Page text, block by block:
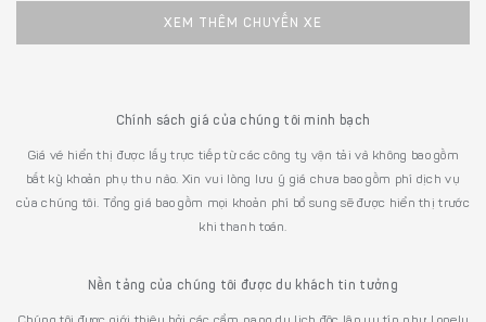
XEM THÊM CHUYẾN XE
Chính sách giá của chúng tôi minh bạch
Giá vé hiển thị được lấy trực tiếp từ các công ty vận tải và không bao gồm
bất kỳ khoản phụ thu nào. Xin vui lòng lưu ý giá chưa bao gồm phí dịch vụ
của chúng tôi. Tổng giá bao gồm mọi khoản phí bổ sung sẽ được hiển thị trước
khi thanh toán.
Nền tảng của chúng tôi được du khách tin tưởng